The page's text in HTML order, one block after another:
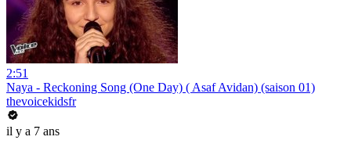
2:51
Naya - Reckoning Song (One Day) ( Asaf Avidan) (saison 01)
thevoicekidsfr
il y a 7 ans